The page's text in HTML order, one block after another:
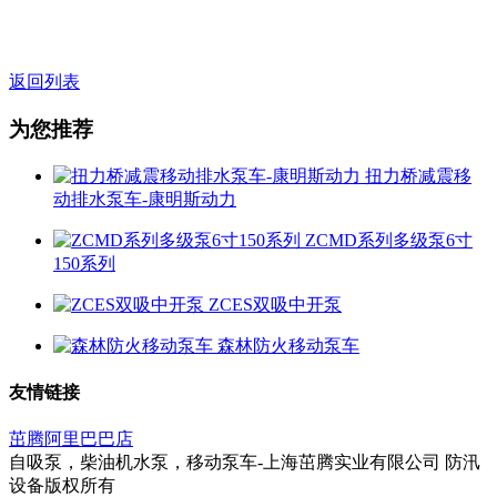
返回列表
为您推荐
扭力桥减震移
动排水泵车-康明斯动力
ZCMD系列多级泵6寸
150系列
ZCES双吸中开泵
森林防火移动泵车
友情链接
茁腾阿里巴巴店
自吸泵，柴油机水泵，移动泵车-上海茁腾实业有限公司 防汛
设备版权所有